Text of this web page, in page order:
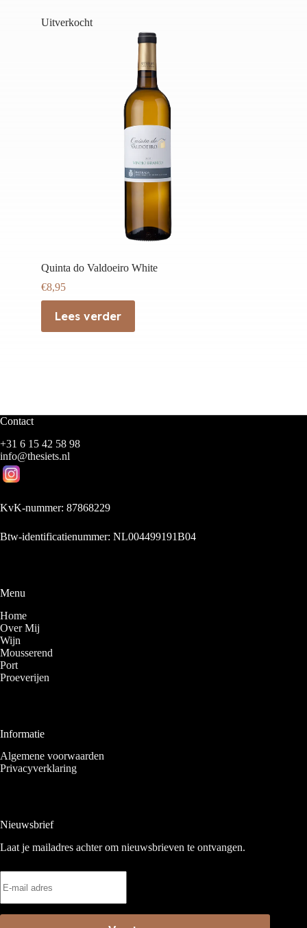
Uitverkocht
Quinta do Valdoeiro White
€8,95
Lees verder
Contact
+31 6 15 42 58 98
info@thesiets.nl
KvK-nummer: 87868229
Btw-identificatienummer: NL004499191B04
Menu
Home
Over Mij
Wijn
Mousserend
Port
Proeverijen
Informatie
Algemene voorwaarden
Privacyverklaring
Nieuwsbrief
Laat je mailadres achter om nieuwsbrieven te ontvangen.